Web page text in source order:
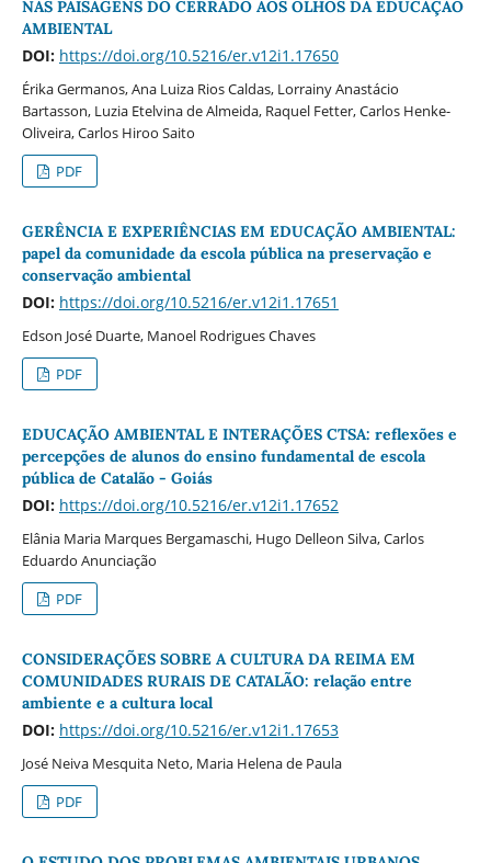
NAS PAISAGENS DO CERRADO AOS OLHOS DA EDUCAÇÃO
AMBIENTAL
DOI: https://doi.org/10.5216/er.v12i1.17650
Érika Germanos, Ana Luiza Rios Caldas, Lorrainy Anastácio
Bartasson, Luzia Etelvina de Almeida, Raquel Fetter, Carlos Henke-
Oliveira, Carlos Hiroo Saito
PDF
GERÊNCIA E EXPERIÊNCIAS EM EDUCAÇÃO AMBIENTAL:
papel da comunidade da escola pública na preservação e
conservação ambiental
DOI: https://doi.org/10.5216/er.v12i1.17651
Edson José Duarte, Manoel Rodrigues Chaves
PDF
EDUCAÇÃO AMBIENTAL E INTERAÇÕES CTSA: reflexões e
percepções de alunos do ensino fundamental de escola
pública de Catalão - Goiás
DOI: https://doi.org/10.5216/er.v12i1.17652
Elânia Maria Marques Bergamaschi, Hugo Delleon Silva, Carlos
Eduardo Anunciação
PDF
CONSIDERAÇÕES SOBRE A CULTURA DA REIMA EM
COMUNIDADES RURAIS DE CATALÃO: relação entre
ambiente e a cultura local
DOI: https://doi.org/10.5216/er.v12i1.17653
José Neiva Mesquita Neto, Maria Helena de Paula
PDF